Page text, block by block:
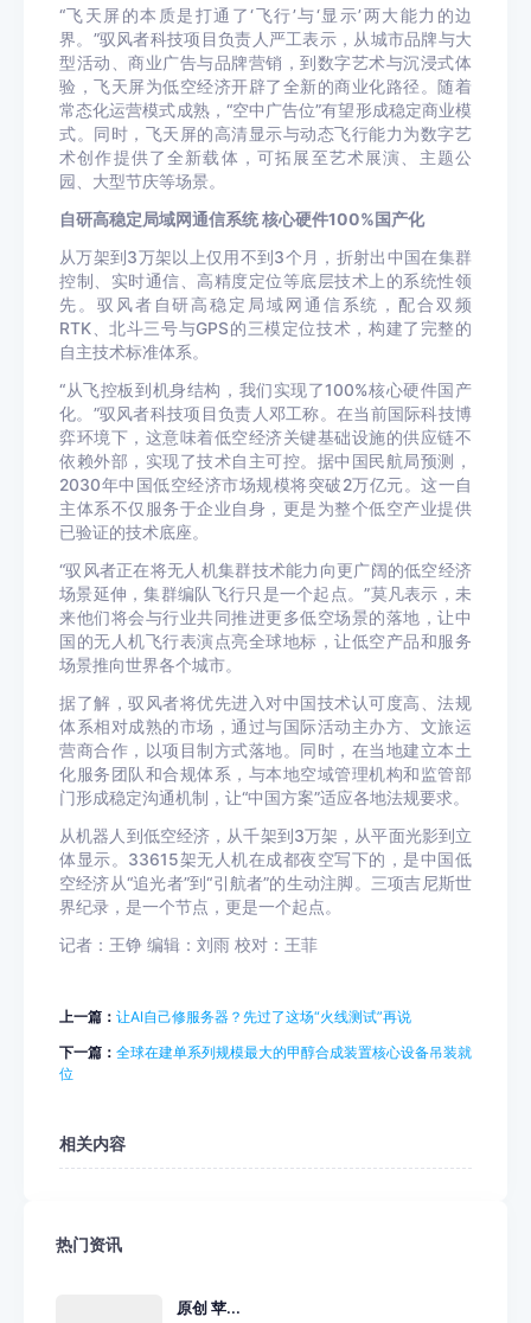
“飞天屏的本质是打通了‘飞行’与‘显示’两大能力的边
界。”驭风者科技项目负责人严工表示，从城市品牌与大
型活动、商业广告与品牌营销，到数字艺术与沉浸式体
验，飞天屏为低空经济开辟了全新的商业化路径。随着
常态化运营模式成熟，“空中广告位”有望形成稳定商业模
式。同时，飞天屏的高清显示与动态飞行能力为数字艺
术创作提供了全新载体，可拓展至艺术展演、主题公
园、大型节庆等场景。
自研高稳定局域网通信系统 核心硬件100%国产化
从万架到3万架以上仅用不到3个月，折射出中国在集群
控制、实时通信、高精度定位等底层技术上的系统性领
先。驭风者自研高稳定局域网通信系统，配合双频
RTK、北斗三号与GPS的三模定位技术，构建了完整的
自主技术标准体系。
“从飞控板到机身结构，我们实现了100%核心硬件国产
化。”驭风者科技项目负责人邓工称。在当前国际科技博
弈环境下，这意味着低空经济关键基础设施的供应链不
依赖外部，实现了技术自主可控。据中国民航局预测，
2030年中国低空经济市场规模将突破2万亿元。这一自
主体系不仅服务于企业自身，更是为整个低空产业提供
已验证的技术底座。
“驭风者正在将无人机集群技术能力向更广阔的低空经济
场景延伸，集群编队飞行只是一个起点。”莫凡表示，未
来他们将会与行业共同推进更多低空场景的落地，让中
国的无人机飞行表演点亮全球地标，让低空产品和服务
场景推向世界各个城市。
据了解，驭风者将优先进入对中国技术认可度高、法规
体系相对成熟的市场，通过与国际活动主办方、文旅运
营商合作，以项目制方式落地。同时，在当地建立本土
化服务团队和合规体系，与本地空域管理机构和监管部
门形成稳定沟通机制，让“中国方案”适应各地法规要求。
从机器人到低空经济，从千架到3万架，从平面光影到立
体显示。33615架无人机在成都夜空写下的，是中国低
空经济从“追光者”到“引航者”的生动注脚。三项吉尼斯世
界纪录，是一个节点，更是一个起点。
记者：王铮 编辑：刘雨 校对：王菲
上一篇： 让AI自己修服务器？先过了这场“火线测试”再说
下一篇： 全球在建单系列规模最大的甲醇合成装置核心设备吊装就
位
相关内容
热门资讯
原创 苹...